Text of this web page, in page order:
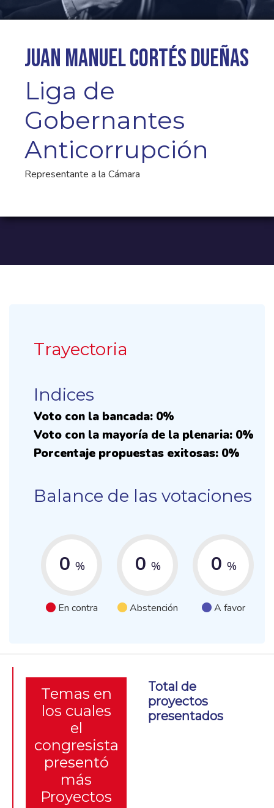
Juan Manuel Cortés Dueñas
Liga de
Gobernantes
Anticorrupción
Representante a la Cámara
Trayectoria
Indices
Voto con la bancada: 0%
Voto con la mayoría de la plenaria: 0%
Porcentaje propuestas exitosas: 0%
Balance de las votaciones
0 %
En contra
0 %
Abstención
0 %
A favor
Temas en
los cuales
el
congresista
presentó
más
Proyectos
Total de
proyectos
presentados